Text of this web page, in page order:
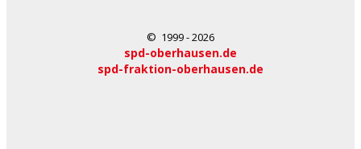
© 1999 - 2026
spd-oberhausen.de
spd-fraktion-oberhausen.de